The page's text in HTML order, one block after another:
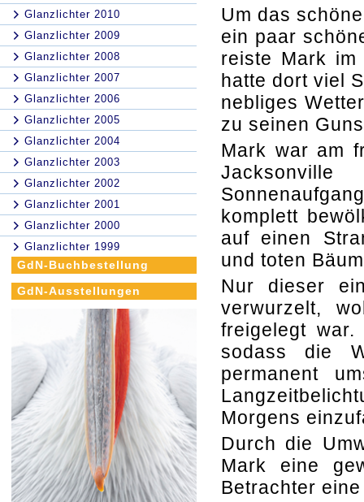
Glanzlichter 2010
Glanzlichter 2009
Glanzlichter 2008
Glanzlichter 2007
Glanzlichter 2006
Glanzlichter 2005
Glanzlichter 2004
Glanzlichter 2003
Glanzlichter 2002
Glanzlichter 2001
Glanzlichter 2000
Glanzlichter 1999
GdN-Buchbestellung
GdN-Ausstellungen
Um das
ein paar
reiste Mark im
hatte dort viel
nebliges
zu seinen
Mark war am
komplett
auf einen
und toten
Nur dieser
verwurzelt,
freigelegt
sodass die
permanent
Morgens
Durch die
Mark eine
Betrachter